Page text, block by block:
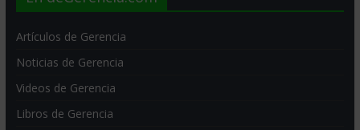
Artículos de Gerencia
Noticias de Gerencia
Videos de Gerencia
Libros de Gerencia